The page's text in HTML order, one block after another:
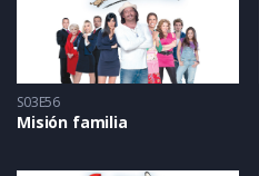
S03E56
Misión familia